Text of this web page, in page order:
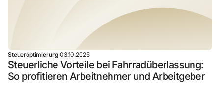
Steueroptimierung·03.10.2025
Steuerliche Vorteile bei Fahrradüberlassung:
So profitieren Arbeitnehmer und Arbeitgeber